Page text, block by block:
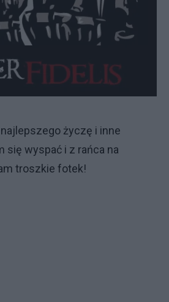
życzę i inne
się wyspać i z rańca na
troszkie fotek!